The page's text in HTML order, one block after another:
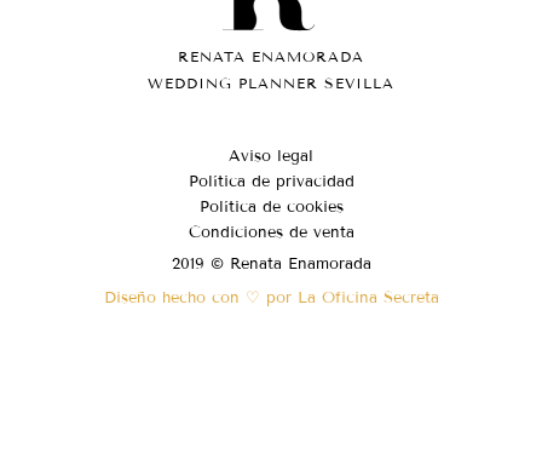
RENATA ENAMORADA
WEDDING PLANNER SEVILLA
Aviso legal
Política de privacidad
Política de cookies
Condiciones de venta
2019 © Renata Enamorada
Diseño hecho con ♡ por La Oficina Secreta